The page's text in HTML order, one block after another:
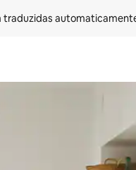
traduzidas